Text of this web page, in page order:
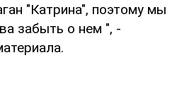
"Катрина", поэтому мы
забыть о нем ", -